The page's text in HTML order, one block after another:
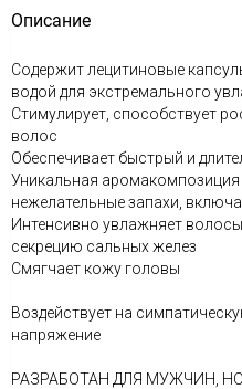
Описание
Содержит лецитиновые
водой для экстремального
Стимулирует, способствует
волос
Обеспечивает быстрый и
Уникальная
нежелательные запахи,
Интенсивно увлажняет
секрецию сальных желез
Смягчает кожу головы
Воздействует на
напряжение
РАЗРАБОТАН ДЛЯ МУЖЧИН,